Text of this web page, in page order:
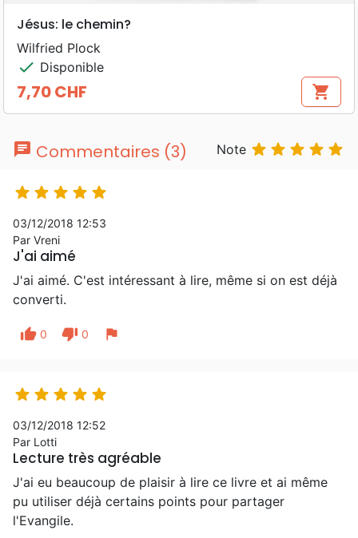
Jésus: le chemin?
Wilfried Plock
check Disponible
Prix
7,70 CHF shopping_cart
chat Commentaires (3) Note     
    
03/12/2018 12:53
Par Vreni
J'ai aimé
J'ai aimé. C'est intéressant à lire, même si on est déjà
converti.
thumb_up 0 thumb_down 0 flag
    
03/12/2018 12:52
Par Lotti
Lecture très agréable
J'ai eu beaucoup de plaisir à lire ce livre et ai même
pu utiliser déjà certains points pour partager
l'Evangile.